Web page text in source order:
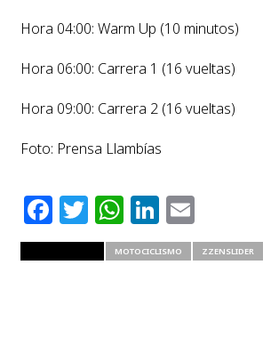
Hora 04:00: Warm Up (10 minutos)
Hora 06:00: Carrera 1 (16 vueltas)
Hora 09:00: Carrera 2 (16 vueltas)
Foto: Prensa Llambías
Facebook
Twitter
WhatsApp
LinkedIn
Email
MOTOCICLISMO ZZENSLIDER